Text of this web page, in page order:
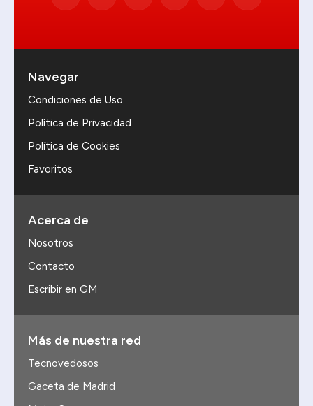
Navegar
Condiciones de Uso
Política de Privacidad
Política de Cookies
Favoritos
Acerca de
Nosotros
Contacto
Escribir en GM
Más de nuestra red
Tecnovedosos
Gaceta de Madrid